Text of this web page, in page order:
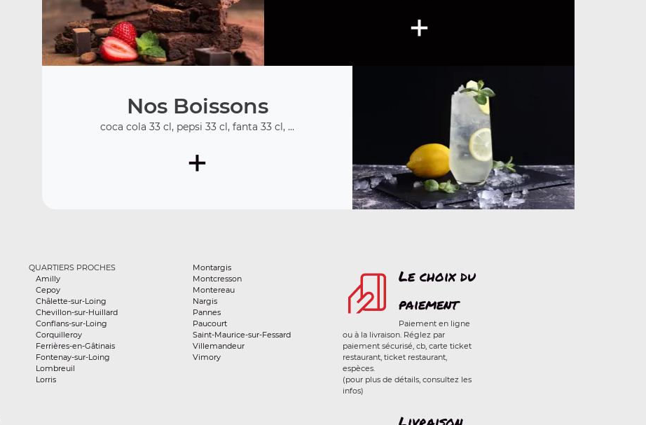
+
Nos Boissons
coca cola 33 cl, pepsi 33 cl, fanta 33 cl, ...
+
QUARTIERS PROCHES
Amilly
Cepoy
Châlette-sur-Loing
Chevillon-sur-Huillard
Conflans-sur-Loing
Corquilleroy
Ferrières-en-Gâtinais
Fontenay-sur-Loing
Lombreuil
Lorris
Montargis
Montcresson
Montereau
Nargis
Pannes
Paucourt
Saint-Maurice-sur-Fessard
Villemandeur
Vimory
Le choix du
paiement
Paiement en ligne
ou à la livraison. Réglez par
paiement sécurisé, cb, carte ticket
restaurant, ticket restaurant,
espèces.
(pour plus de détails, consultez les
infos)